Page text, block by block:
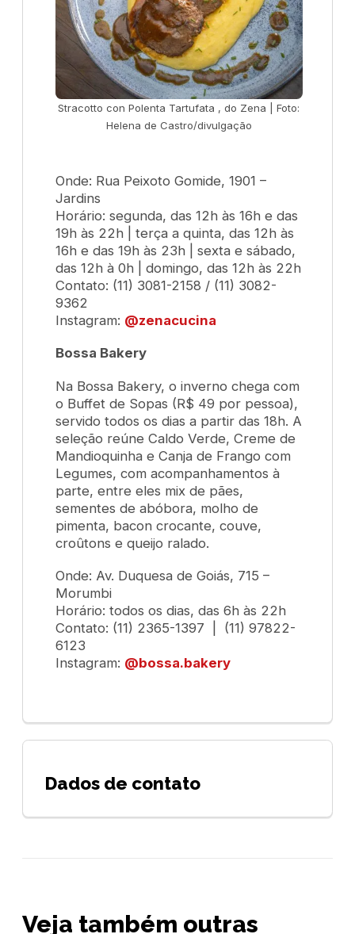
Stracotto con Polenta Tartufata , do Zena | Foto:
Helena de Castro/divulgação
Onde: Rua Peixoto Gomide, 1901 –
Jardins
Horário: segunda, das 12h às 16h e das
19h às 22h | terça a quinta, das 12h às
16h e das 19h às 23h | sexta e sábado,
das 12h à 0h | domingo, das 12h às 22h
Contato: (11) 3081-2158 / (11) 3082-
9362
Instagram: @zenacucina
Bossa Bakery
Na Bossa Bakery, o inverno chega com
o Buffet de Sopas (R$ 49 por pessoa),
servido todos os dias a partir das 18h. A
seleção reúneCaldo Verde, Creme de
Mandioquinha e Canja de Frango com
Legumes, com acompanhamentos à
parte, entre eles mix de pães,
sementes de abóbora, molho de
pimenta, bacon crocante, couve,
croûtons e queijo ralado.
Onde: Av. Duquesa de Goiás, 715 –
Morumbi
Horário: todos os dias, das 6h às 22h
Contato: (11) 2365-1397 | (11) 97822-
6123
Instagram: @bossa.bakery
Dados de contato
Veja também outras